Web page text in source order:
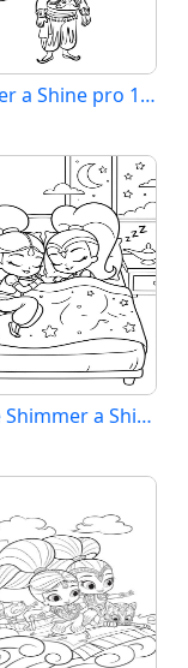
Shimmer a Shine pro 1leté děti
Úžasné Shimmer a Shine